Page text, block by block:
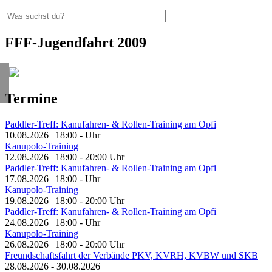
FFF-Jugendfahrt 2009
Termine
Paddler-Treff: Kanufahren- & Rollen-Training am Opfi
10.08.2026 | 18:00 - Uhr
Kanupolo-Training
12.08.2026 | 18:00 - 20:00 Uhr
Paddler-Treff: Kanufahren- & Rollen-Training am Opfi
17.08.2026 | 18:00 - Uhr
Kanupolo-Training
19.08.2026 | 18:00 - 20:00 Uhr
Paddler-Treff: Kanufahren- & Rollen-Training am Opfi
24.08.2026 | 18:00 - Uhr
Kanupolo-Training
26.08.2026 | 18:00 - 20:00 Uhr
Freundschaftsfahrt der Verbände PKV, KVRH, KVBW und SKB
28.08.2026 - 30.08.2026